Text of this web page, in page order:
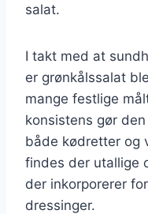
salat.
I takt med at
er grønkålssalat
mange festlige
konsistens gør
både kødretter og
findes der utallige
der inkorporerer
dressinger.